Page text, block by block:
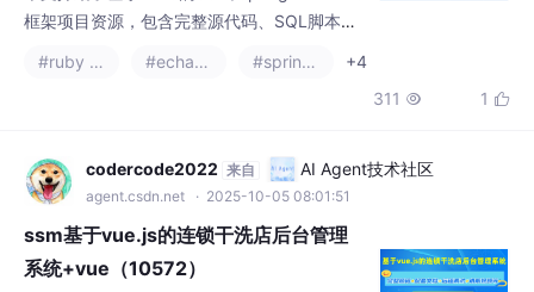
框架项目资源，包含完整源代码、SQL脚本、
服务。技术栈包括Java、SSM/SpringBoot、
者可联系文末获取资料。
+4
311  1 
codercode2022 来自 AI Agent技术社区
agent.csdn.net · 2025-10-05 08:01:51
ssm基于vue.js的连锁干洗店后台管理
系统+vue（10572）